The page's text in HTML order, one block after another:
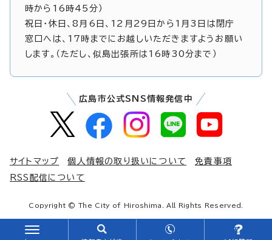
時から16時45分）
祝日・休日、8月6日、12月29日から1月3日は閉庁
窓口へは、17時までにお越しいただきますようお願い
します。（ただし、似島出張所は16時30分まで）
広島市公式SNS情報発信中
サイトマップ 個人情報の取り扱いについて
免責事項
RSS配信について
Copyright © The City of Hiroshima. All Rights Reserved.